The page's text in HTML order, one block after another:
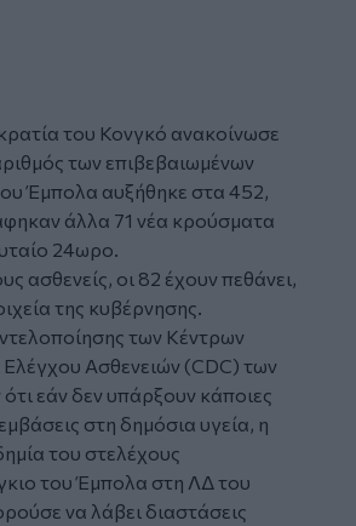
του Κονγκό ανακοίνωσε
των επιβεβαιωμένων
Έμπολα αυξήθηκε στα 452,
άλλα 71 νέα κρούσματα
24ωρο.
ασθενείς, οι 82 έχουν πεθάνει,
της κυβέρνησης.
των Κέντρων
Ασθενειών (CDC) των
εάν δεν υπάρξουν κάποιες
στη δημόσια υγεία, η
του στελέχους
του Έμπολα στη ΛΔ του
να λάβει διαστάσεις